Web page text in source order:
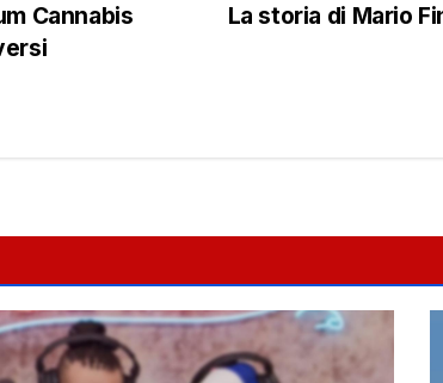
La storia di Mario
Cannabis